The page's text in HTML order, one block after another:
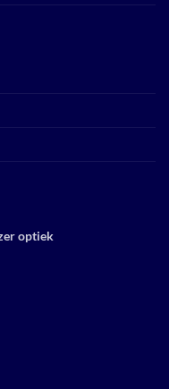
optiek